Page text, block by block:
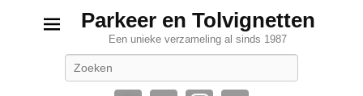
Parkeer en Tolvignetten
Een unieke verzameling al sinds 1987